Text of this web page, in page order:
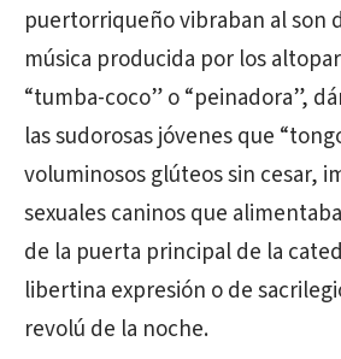
puertorriqueño vibraban al son
música producida por los
“tumba-coco” o “peinadora”,
las sudorosas jóvenes que
voluminosos glúteos sin cesar,
sexuales caninos que
de la puerta principal de la
libertina expresión o de
revolú de la noche.